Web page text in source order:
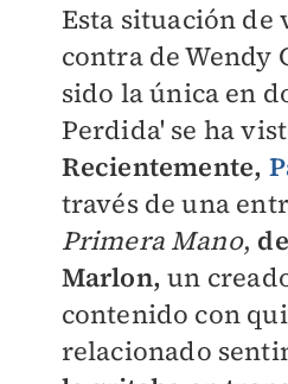
Esta situación de
contra de Wendy
sido la única en
Perdida' se ha
Recientemente,
través de una
Primera Mano,
Marlon, un
contenido con
relacionado